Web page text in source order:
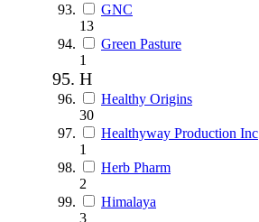
GNC
13
Green Pasture
1
H
Healthy Origins
30
Healthyway Production Inc
1
Herb Pharm
2
Himalaya
3